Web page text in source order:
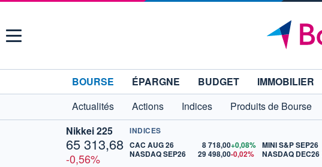
Menu
BOURSE ÉPARGNE BUDGET IMMOBILIER
Actualités
Actions Indices Produits de Bourse
Nikkei 225
65 313,68
-0,56%
INDICES
CAC AUG 26
8 718,00+0,08%
NASDAQ SEP26
29 498,00-0,02%
MINI S&P SEP26
NASDAQ DEC26